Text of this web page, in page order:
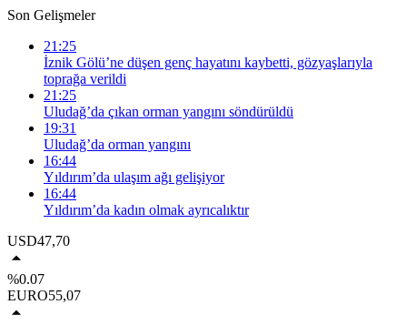
Son Gelişmeler
21:25
İznik Gölü’ne düşen genç hayatını kaybetti, gözyaşlarıyla
toprağa verildi
21:25
Uludağ’da çıkan orman yangını söndürüldü
19:31
Uludağ’da orman yangını
16:44
Yıldırım’da ulaşım ağı gelişiyor
16:44
Yıldırım’da kadın olmak ayrıcalıktır
USD47,70
%0.07
EURO55,07